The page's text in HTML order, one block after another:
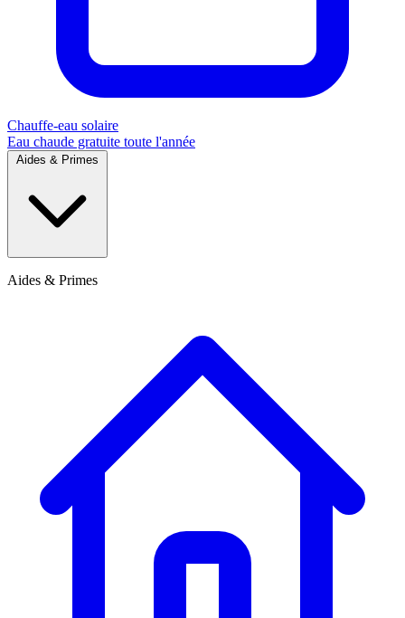
Chauffe-eau solaire
Eau chaude gratuite toute l'année
Aides & Primes